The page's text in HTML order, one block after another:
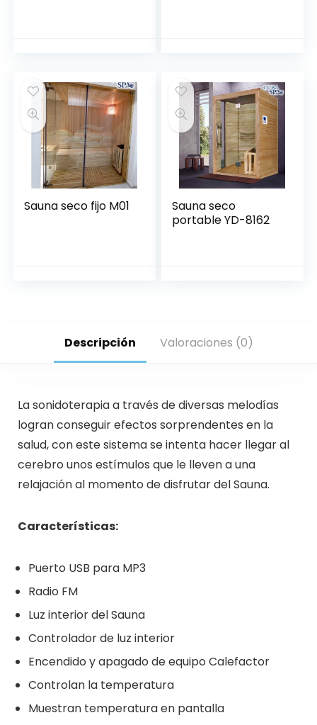
Sauna seco fijo M01
Sauna seco
portable YD-8162
Descripción Valoraciones (0)
La sonidoterapia a través de diversas melodías
logran conseguir efectos sorprendentes en la
salud, con este sistema se intenta hacer llegar al
cerebro unos estímulos que le lleven a una
relajación al momento de disfrutar del Sauna.
Características:
Puerto USB para MP3
Radio FM
Luz interior del Sauna
Controlador de luz interior
Encendido y apagado de equipo Calefactor
Controlan la temperatura
Muestran temperatura en pantalla